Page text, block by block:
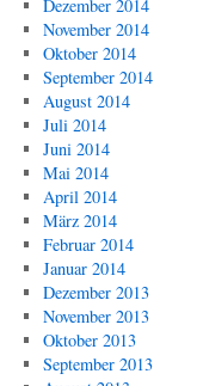
Dezember 2014
November 2014
Oktober 2014
September 2014
August 2014
Juli 2014
Juni 2014
Mai 2014
April 2014
März 2014
Februar 2014
Januar 2014
Dezember 2013
November 2013
Oktober 2013
September 2013